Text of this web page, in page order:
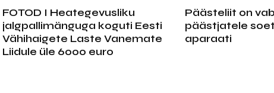
FOTOD I Heategevusliku
jalgpallimänguga koguti Eesti
Vähihaigete Laste Vanemate
Liidule üle 6000 euro
Päästeliit on
päästjatele
aparaati